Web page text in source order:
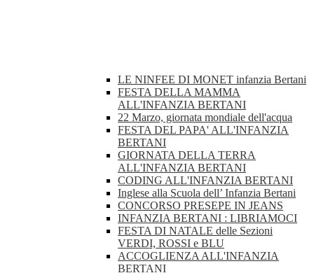
LE NINFEE DI MONET infanzia Bertani
FESTA DELLA MAMMA
ALL'INFANZIA BERTANI
22 Marzo, giornata mondiale dell'acqua
FESTA DEL PAPA' ALL'INFANZIA
BERTANI
GIORNATA DELLA TERRA
ALL'INFANZIA BERTANI
CODING ALL'INFANZIA BERTANI
Inglese alla Scuola dell’ Infanzia Bertani
CONCORSO PRESEPE IN JEANS
INFANZIA BERTANI : LIBRIAMOCI
FESTA DI NATALE delle Sezioni
VERDI, ROSSI e BLU
ACCOGLIENZA ALL'INFANZIA
BERTANI